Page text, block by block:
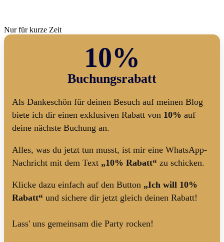
Nur für kurze Zeit
10%
Buchungsrabatt
Als Dankeschön für deinen Besuch auf meinen Blog
biete ich dir einen exklusiven Rabatt von 10% auf
deine nächste Buchung an.
Alles, was du jetzt tun musst, ist mir eine WhatsApp-
Nachricht mit dem Text „10% Rabatt“ zu schicken.
Klicke dazu einfach auf den Button „Ich will 10%
Rabatt“ und sichere dir jetzt gleich deinen Rabatt!
Lass' uns gemeinsam die Party rocken!